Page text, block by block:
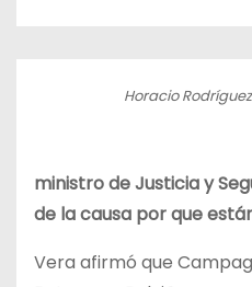
Horacio
ministro de Justicia y
de la causa por que
Vera afirmó que